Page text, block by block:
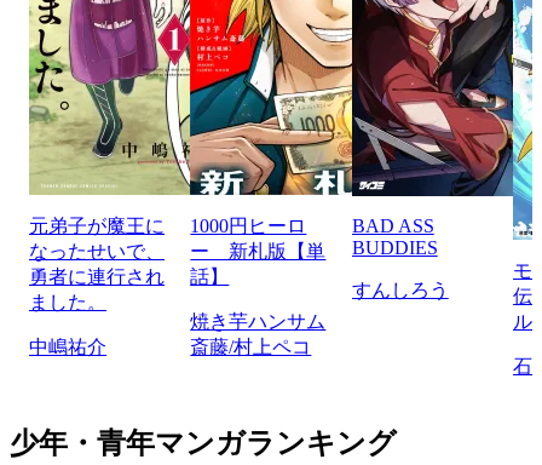
元弟子が魔王に
なったせいで、
勇者に連行され
ました。
中嶋祐介
1000円ヒーロ
ー 新札版【単
話】
焼き芋ハンサム
斎藤/村上ペコ
BAD ASS
BUDDIES
すんしろう
モ
伝
ル
石
少年・青年マンガランキング